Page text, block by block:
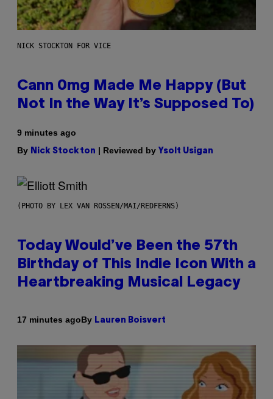
NICK STOCKTON FOR VICE
Cann 0mg Made Me Happy (But
Not In the Way It’s Supposed To)
9 minutes ago
By Nick Stockton | Reviewed by Ysolt Usigan
(PHOTO BY LEX VAN ROSSEN/MAI/REDFERNS)
Today Would’ve Been the 57th
Birthday of This Indie Icon With a
Heartbreaking Musical Legacy
17 minutes agoBy Lauren Boisvert